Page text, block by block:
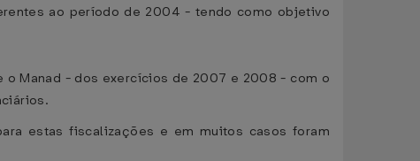
ao período de 2004 - tendo como objetivo
Manad - dos exercícios de 2007 e 2008 - com o
estas fiscalizações e em muitos casos foram